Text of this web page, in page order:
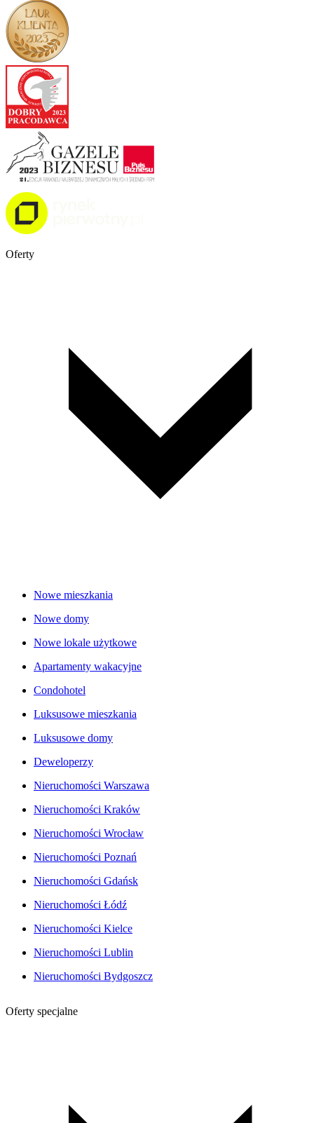
Oferty
Nowe mieszkania
Nowe domy
Nowe lokale użytkowe
Apartamenty wakacyjne
Condohotel
Luksusowe mieszkania
Luksusowe domy
Deweloperzy
Nieruchomości Warszawa
Nieruchomości Kraków
Nieruchomości Wrocław
Nieruchomości Poznań
Nieruchomości Gdańsk
Nieruchomości Łódź
Nieruchomości Kielce
Nieruchomości Lublin
Nieruchomości Bydgoszcz
Oferty specjalne